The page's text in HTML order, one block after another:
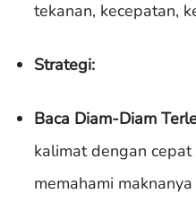
tekanan, kecepatan,
Strategi:
Baca Diam-Diam
kalimat dengan
memahami